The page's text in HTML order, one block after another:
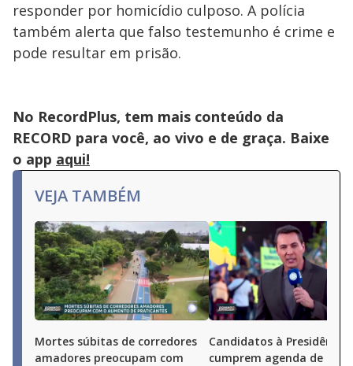
responder por homicídio culposo. A polícia
também alerta que falso testemunho é crime e
pode resultar em prisão.
No RecordPlus, tem mais conteúdo da
RECORD para você, ao vivo e de graça. Baixe
o app aqui!
VEJA TAMBÉM
Mortes súbitas de corredores
amadores preocupam com
Candidatos à Presidência
cumprem agenda de